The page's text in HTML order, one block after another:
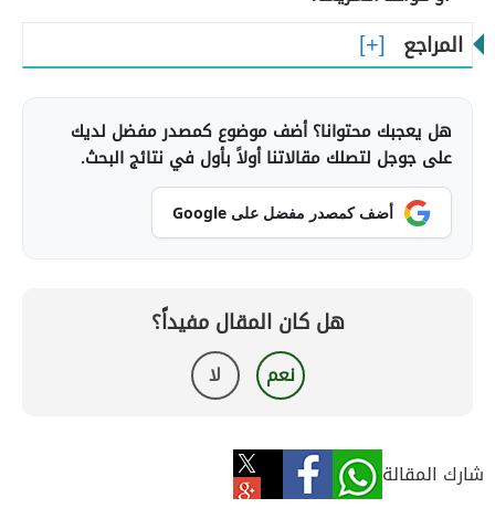
المراجع
هل يعجبك محتوانا؟ أضف موضوع كمصدر مفضل لديك
على جوجل لتصلك مقالاتنا أولاً بأول في نتائج البحث.
أضف كمصدر مفضل على Google
هل كان المقال مفيداً؟
نعم لا
شارك المقالة